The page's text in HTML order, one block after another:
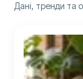
Дані, тренди та